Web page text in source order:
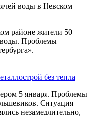
районе жители 50
воды. Проблемы
без тепла
5 января. Проблемы
Ситуация
незамедлительно,